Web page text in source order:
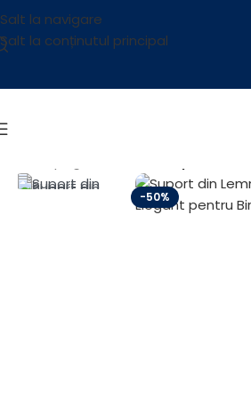
Salt la navigare
Salt la conținutul principal
-50%